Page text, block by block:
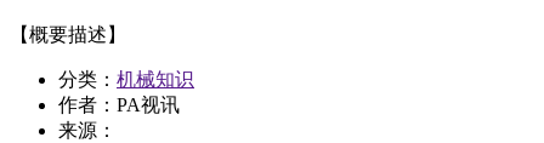
【概要描述】
分类： 机械知识
作者：PA视讯
来源：